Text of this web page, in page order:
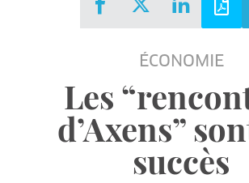
ÉCONOMIE
Les
d’Axens”
succès